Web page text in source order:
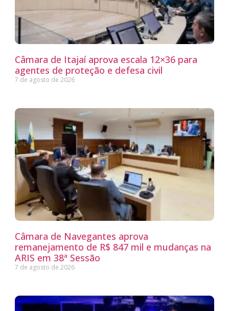
Câmara de Itajaí aprova escala 12×36 para
agentes de proteção e defesa civil
7 de agosto de 2026
Câmara de Navegantes aprova
remanejamento de R$ 847 mil e mudanças na
ARIS em 38ª Sessão
7 de agosto de 2026